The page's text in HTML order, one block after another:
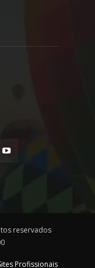
reservados
Profissionais